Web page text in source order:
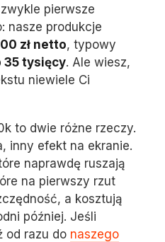
pierwsze
nasze produkcje
zł netto, typowy
35 tysięcy. Ale wiesz,
niewiele Ci
to dwie różne rzeczy.
inny efekt na ekranie.
naprawdę ruszają
na pierwszy rzut
a kosztują
później. Jeśli
od razu do naszego